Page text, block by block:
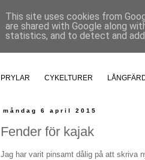
PRYLAR CYKELTURER
måndag 6 april 2015
Fender för kajak
Jag har varit pinsamt dålig på att skriva
This site uses cookies from
are shared with Google along
statistics, and to detect and